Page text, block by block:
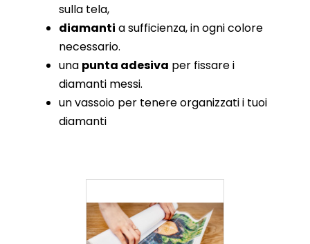
sulla tela,
diamanti a sufficienza, in ogni colore
necessario.
una punta adesiva per fissare i
diamanti messi.
un vassoio per tenere organizzati i tuoi
diamanti